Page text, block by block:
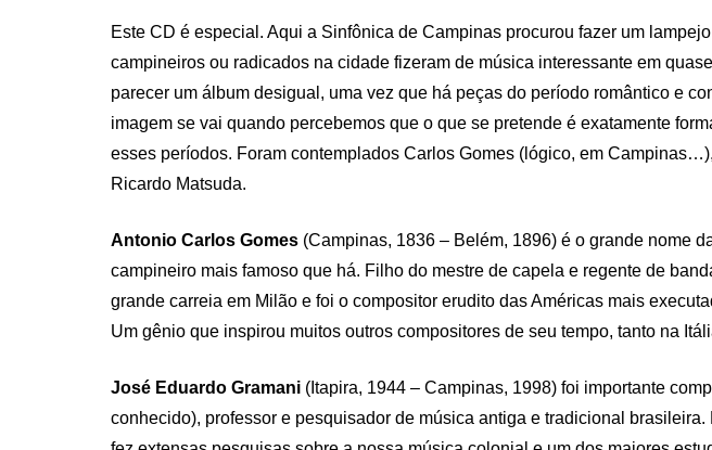
Este CD é especial. Aqui a Sinfônica de Campinas procurou fazer um
campineiros ou radicados na cidade fizeram de música interessante em
parecer um álbum desigual, uma vez que há peças do período romântico e
imagem se vai quando percebemos que o que se pretende é exatamente
esses períodos. Foram contemplados Carlos Gomes (lógico, em
Ricardo Matsuda.
Antonio Carlos Gomes (Campinas, 1836 – Belém, 1896) é o grande nome
campineiro mais famoso que há. Filho do mestre de capela e regente de
grande carreia em Milão e foi o compositor erudito das Américas mais
Um gênio que inspirou muitos outros compositores de seu tempo, tanto na
José Eduardo Gramani (Itapira, 1944 – Campinas, 1998) foi importante
conhecido), professor e pesquisador de música antiga e tradicional